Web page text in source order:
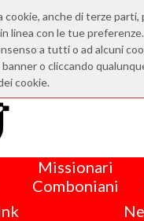
anche di terze parti,
linea con le tue
a tutti o ad alcuni
o cliccando
cookie.
Missionari
Comboniani